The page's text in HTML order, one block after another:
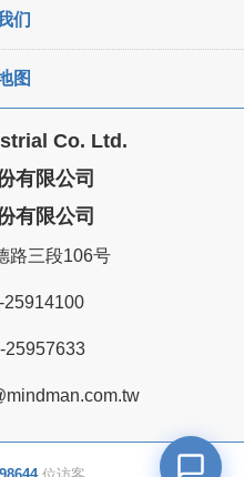
们
图
Co. Ltd.
有限公司
有限公司
路三段106号
25914100
25957633